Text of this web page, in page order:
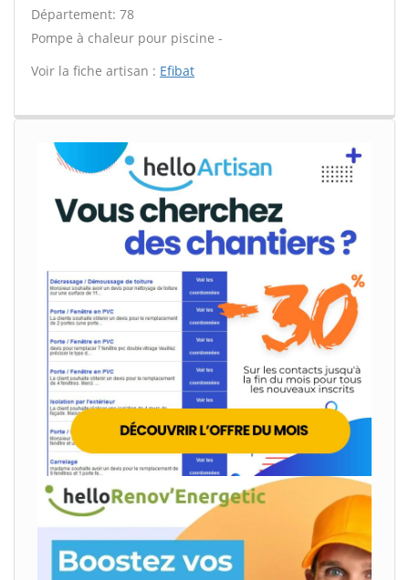
Département: 78
Pompe à chaleur pour piscine -
Voir la fiche artisan : Efibat